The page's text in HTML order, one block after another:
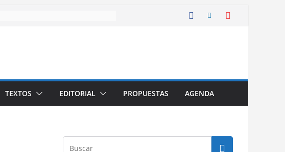
TEXTOS EDITORIAL PROPUESTAS AGENDA